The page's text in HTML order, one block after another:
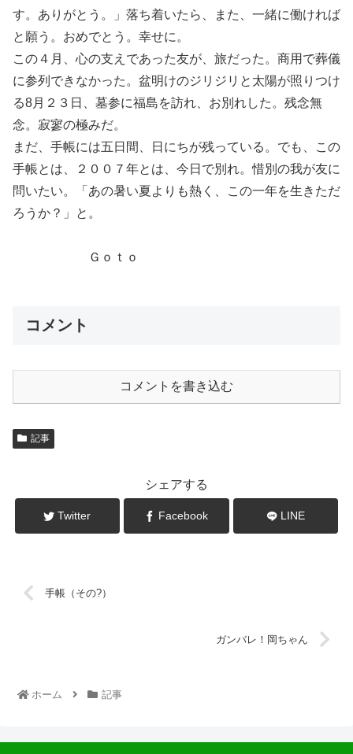
す。ありがとう。」落ち着いたら、また、一緒に働ければ
と願う。おめでとう。幸せに。
この４月、心の支えであった友が、旅だった。商用で葬儀
に参列できなかった。盆明けのジリジリと太陽が照りつけ
る8月２３日、墓参に福島を訪れ、お別れした。残念無
念。寂寥の極みだ。
まだ、手帳には五日間、日にちが残っている。でも、この
手帳とは、２００７年とは、今日で別れ。惜別の我が友に
問いたい。「あの暑い夏よりも熱く、この一年を生きただ
ろうか？」と。
Ｇｏｔｏ
コメント
コメントを書き込む
記事
シェアする
Twitter Facebook LINE
手帳（その?）
ガンバレ！岡ちゃん
ホーム 記事